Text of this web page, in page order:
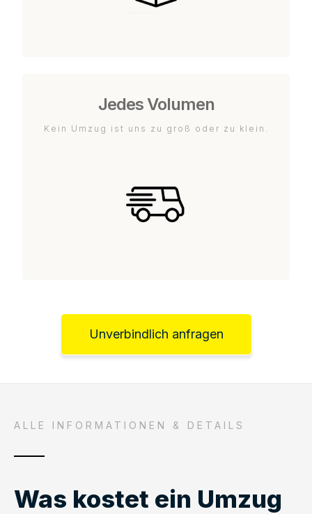
Jedes Volumen
Kein Umzug ist uns zu groß oder zu klein.
Unverbindlich anfragen
ALLE INFORMATIONEN & DETAILS
Was kostet ein Umzug